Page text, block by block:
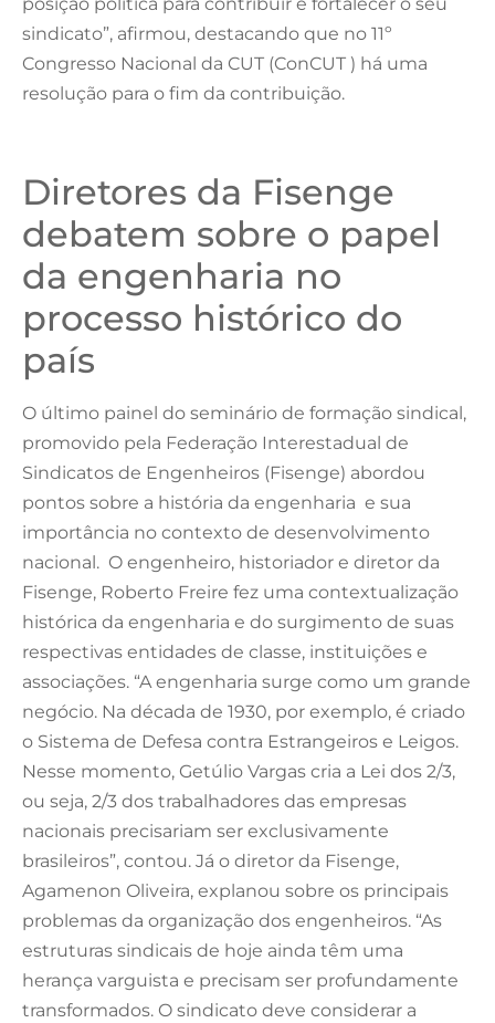
sindicato”, afirmou, destacando que no 11º
Congresso Nacional da CUT (ConCUT ) há uma
resolução para o fim da contribuição.
Diretores da Fisenge
debatem sobre o papel
da engenharia no
processo histórico do
país
O último painel do seminário de formação sindical,
promovido pela Federação Interestadual de
Sindicatos de Engenheiros (Fisenge) abordou
pontos sobre a história da engenharia e sua
importância no contexto de desenvolvimento
nacional. O engenheiro, historiador e diretor da
Fisenge, Roberto Freire fez uma contextualização
histórica da engenharia e do surgimento de suas
respectivas entidades de classe, instituições e
associações. “A engenharia surge como um grande
negócio. Na década de 1930, por exemplo, é criado
o Sistema de Defesa contra Estrangeiros e Leigos.
Nesse momento, Getúlio Vargas cria a Lei dos 2/3,
ou seja, 2/3 dos trabalhadores das empresas
nacionais precisariam ser exclusivamente
brasileiros”, contou. Já o diretor da Fisenge,
Agamenon Oliveira, explanou sobre os principais
problemas da organização dos engenheiros. “As
estruturas sindicais de hoje ainda têm uma
herança varguista e precisam ser profundamente
transformados. O sindicato deve considerar a